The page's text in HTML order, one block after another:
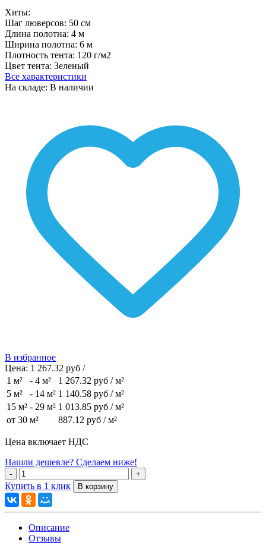
Хиты:
Шаг люверсов: 50 см
Длина полотна: 4 м
Ширина полотна: 6 м
Плотность тента: 120 г/м2
Цвет тента: Зеленый
Все характеристики
На складе: В наличии
В избранное
Цена: 1 267.32 руб /
1 м²
- 4 м² 1 267.32 руб / м²
5 м²
- 14 м² 1 140.58 руб / м²
15 м² - 29 м² 1 013.85 руб / м²
от 30 м²
887.12 руб / м²
Цена включает НДС
Нашли дешевле? Сделаем ниже!
Купить в 1 клик
Описание
Отзывы